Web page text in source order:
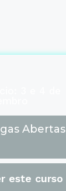
Abertas
este curso